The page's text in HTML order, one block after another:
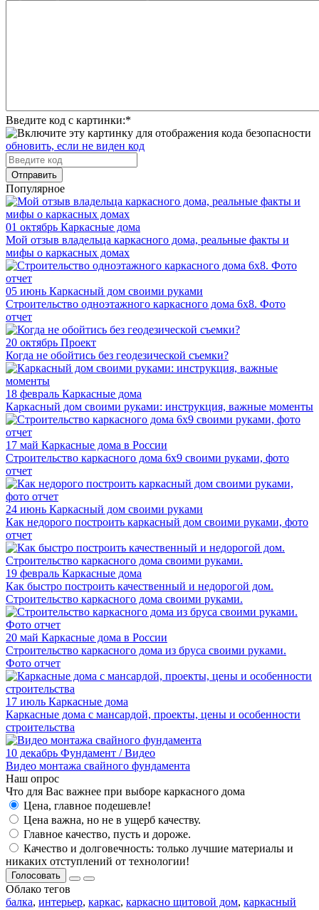
Введите код с картинки:*
обновить, если не виден код
Отправить
Популярное
01 октябрь Каркасные дома
Мой отзыв владельца каркасного дома, реальные факты и
мифы о каркасных домах
05 июнь Каркасный дом своими руками
Строительство одноэтажного каркасного дома 6х8. Фото
отчет
20 октябрь Проект
Когда не обойтись без геодезической съемки?
18 февраль Каркасные дома
Каркасный дом своими руками: инструкция, важные моменты
17 май Каркасные дома в России
Строительство каркасного дома 6х9 своими руками, фото
отчет
24 июнь Каркасный дом своими руками
Как недорого построить каркасный дом своими руками, фото
отчет
19 февраль Каркасные дома
Как быстро построить качественный и недорогой дом.
Строительство каркасного дома своими руками.
20 май Каркасные дома в России
Строительство каркасного дома из бруса своими руками.
Фото отчет
17 июль Каркасные дома
Каркасные дома с мансардой, проекты, цены и особенности
строительства
10 декабрь Фундамент / Видео
Видео монтажа свайного фундамента
Наш опрос
Что для Вас важнее при выборе каркасного дома
Цена, главное подешевле!
Цена важна, но не в ущерб качеству.
Главное качество, пусть и дороже.
Качество и долговечность: только лучшие материалы и
никаких отступлений от технологии!
Голосовать
Облако тегов
балка, интерьер, каркас, каркасно щитовой дом, каркасный